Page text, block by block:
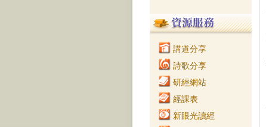
講道分享
詩歌分享
研經網站
經課表
新眼光讀經